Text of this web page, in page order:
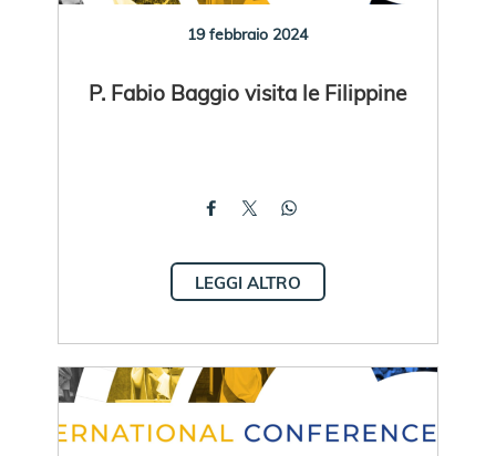
19 febbraio 2024
P. Fabio Baggio visita le Filippine
LEGGI ALTRO